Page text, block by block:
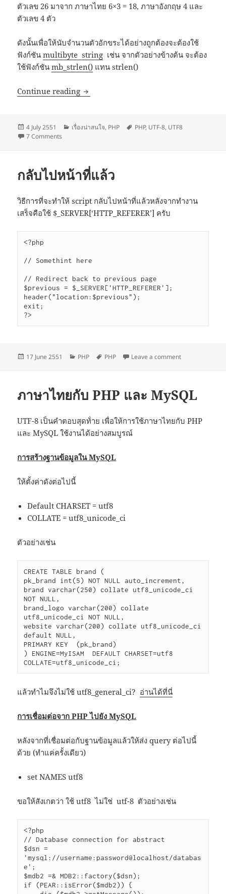
ตัวเลข 26 มาจาก ภาษาไทย 6×3 = 18, ภาษาอังกฤษ 4 และ
ตัวเลข 4 ตัว
ดังนั้นเพื่อให้นับจำนวนตัวอักขระได้อย่างถูกต้องจะต้องใช้
ฟังก์ชันmultibyte string เช่น จากตัวอย่างข้างต้น จะต้อง
ใช้ฟังก์ชันmb_strlen() แทน strlen()
Continue reading จัดการภาษาไทย (UTF-8) ด้วย Multibyte
Posted
on
4 July 2551 Categories
เรื่องน่าสนใจ, PHP Tags
PHP, UTF-8, UTF8
7 Comments
กลับไปหน้าที่แล้ว
วิธีการที่จะทำให้ script กลับไปหน้าที่แล้วหลังจากทำงาน
เสร็จคือใช้ $_SERVER[‘HTTP_REFERER’] ครับ
<?php
// Somethint here
// Redirect back to previous page
$previous = $_SERVER['HTTP_REFERER'];
header("location:$previous");
exit;
Posted
17 June 2551 Categories
PHP Tags
PHP Leave a commenton กลับไปหน้าที่
ภาษาไทยกับ PHP และ MySQL
UTF-8 เป็นคำตอบสุดท้่าย เพื่อให้การใช้ภาษาไทยกับ PHP
และ MySQL ใช้งานได้อย่างสมบูรณ์
การสร้างฐานข้อมูลใน MySQL
ให้ตั้งค่าดังต่อไปนี้
Default CHARSET = utf8
COLLATE = utf8_unicode_ci
ตัวอย่างเช่น
CREATE TABLE brand (
pk_brand int(5) NOT NULL auto_increment,
brand varchar(250) collate utf8_unicode_ci
NOT NULL,
brand_logo varchar(200) collate
utf8_unicode_ci NOT NULL,
website varchar(200) collate utf8_unicode_ci
default NULL,
PRIMARY KEY  (pk_brand)
) ENGINE=MyISAM  DEFAULT CHARSET=utf8
COLLATE=utf8_unicode_ci;
แล้วทำไมจึงไม่ใช้ utf8_general_ci? อ่านได้ที่นี่
การเชื่อมต่อจาก PHP ไปยัง MySQL
หลังจากที่เชื่อมต่อกับฐานข้อมูลแล้วให้ส่ง query ต่อไปนี้
ด้วย (ทำแค่ครั้งเดียว)
set NAMES utf8
ขอให้สังเกตว่า ใช้ utf8 ไม่ใช่ utf-8 ตัวอย่างเช่น
<?php
// Database connection for abstract
$dsn =
'mysql://username:password@localhost/databas
e';
$mdb2 =& MDB2::factory($dsn);
if (PEAR::isError($mdb2)) {